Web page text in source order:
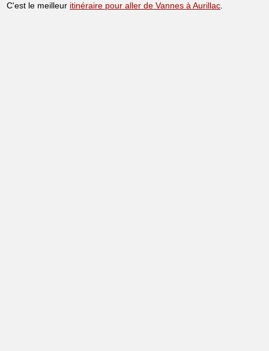
C'est le meilleur itinéraire pour aller de Vannes à Aurillac.